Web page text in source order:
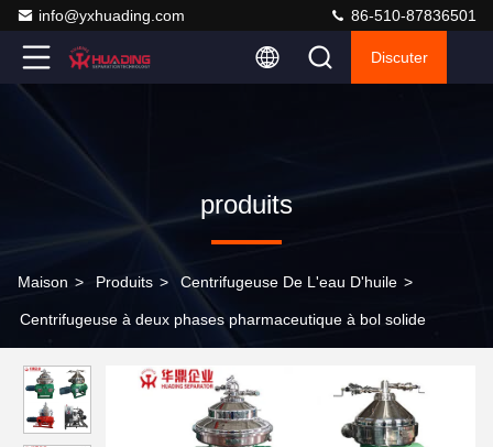
info@yxhuading.com 86-510-87836501
Discuter
produits
Maison > Produits > Centrifugeuse De L'eau D'huile >
Centrifugeuse à deux phases pharmaceutique à bol solide